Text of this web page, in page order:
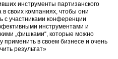
инструменты партизанского
в своих компаниях, чтобы они
с участниками конференции
инструментами и
„фишками“, которые можно
применить в своем бизнесе и очень
результат»